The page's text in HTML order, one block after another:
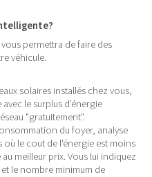
permettra de faire des
véhicule.
solaires installés chez vous,
le surplus d'énergie
"gratuitement".
du foyer, analyse
le cout de l'énergie est moins
meilleur prix. Vous lui indiquez
le nombre minimum de